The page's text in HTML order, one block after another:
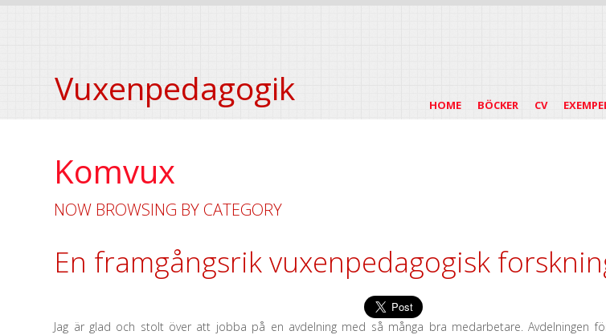
Vuxenpedagogik HOME BÖCKER CV
Komvux
NOW BROWSING BY CATEGORY
En framgångsrik vuxenpedagogisk
Jag är glad och stolt över att jobba på en avdelning med så många bra medarbetare. Avdelningen